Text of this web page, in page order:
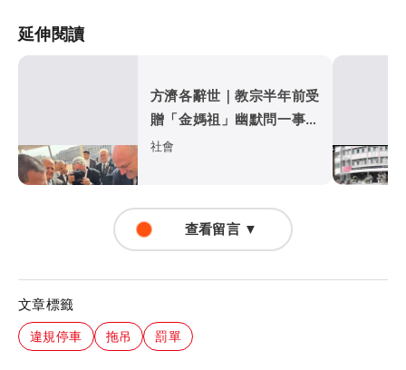
延伸閱讀
方濟各辭世｜教宗半年前受
贈「金媽祖」幽默問一事
北港朝天宮董座：遺憾不捨
社會
查看留言 ▼
文章標籤
違規停車 拖吊 罰單